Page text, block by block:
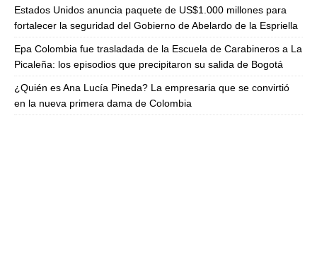
Estados Unidos anuncia paquete de US$1.000 millones para
fortalecer la seguridad del Gobierno de Abelardo de la Espriella
Epa Colombia fue trasladada de la Escuela de Carabineros a La
Picaleña: los episodios que precipitaron su salida de Bogotá
¿Quién es Ana Lucía Pineda? La empresaria que se convirtió
en la nueva primera dama de Colombia